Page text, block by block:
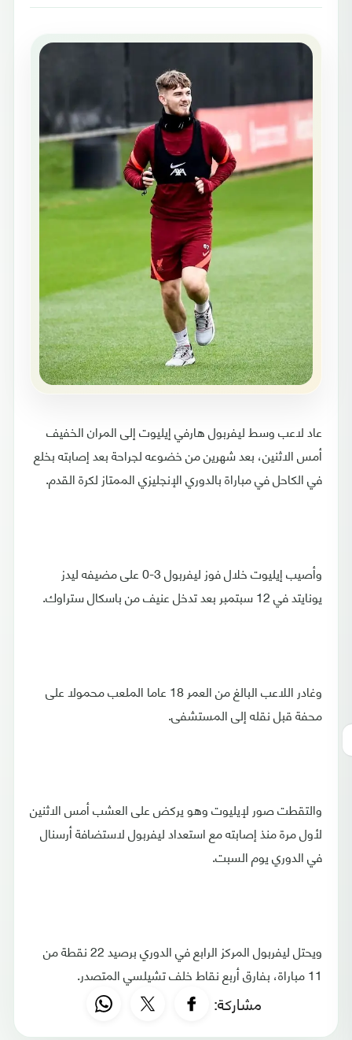
عاد لاعب وسط ليفربول هارفي إيليوت إلى المران الخفيف
أمس الاثنين، بعد شهرين من خضوعه لجراحة بعد إصابته بخلع
في الكاحل في مباراة بالدوري الإنجليزي الممتاز لكرة القدم.
وأصيب إيليوت خلال فوز ليفربول 3-0 على مضيفه ليدز
يونايتد في 12 سبتمبر بعد تدخل عنيف من باسكال ستراوك.
وغادر اللاعب البالغ من العمر 18 عاما الملعب محمولا على
محفة قبل نقله إلى المستشفى.
والتقطت صور لإيليوت وهو يركض على العشب أمس الاثنين
لأول مرة منذ إصابته مع استعداد ليفربول لاستضافة أرسنال
في الدوري يوم السبت.
ويحتل ليفربول المركز الرابع في الدوري برصيد 22 نقطة من
11 مباراة، بفارق أربع نقاط خلف تشيلسي المتصدر.
مشاركة: